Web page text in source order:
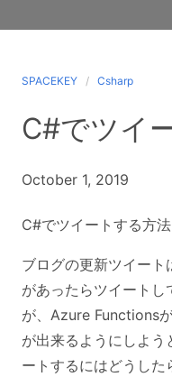
SPACEKEY Csharp
C#でツイ
October 1, 2019
C#でツイートする方法
ブログの更新ツイート
があったらツイート
が、Azure Functions
が出来るようにしよう
ートするにはどうした